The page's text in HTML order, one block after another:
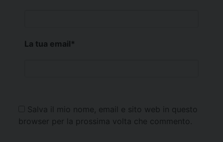
La tua email*
Salva il mio nome, email e sito web in questo
browser per la prossima volta che commento.